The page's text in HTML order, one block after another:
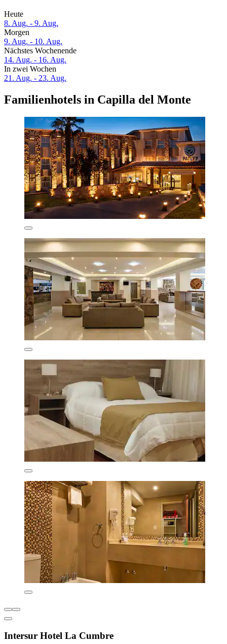
Heute
8. Aug. - 9. Aug.
Morgen
9. Aug. - 10. Aug.
Nächstes Wochenende
14. Aug. - 16. Aug.
In zwei Wochen
21. Aug. - 23. Aug.
Familienhotels in Capilla del Monte
Intersur Hotel La Cumbre